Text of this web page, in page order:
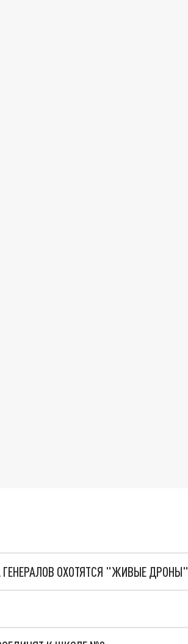
ОХОТЯТСЯ "ЖИВЫЕ ДРОНЫ"